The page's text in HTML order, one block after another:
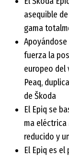
asequible
gama
Apoyándose
fuerza la
europeo del
Peaq,
de Škoda
El Epiq se
ma eléctrica
reducido y
El Epiq es